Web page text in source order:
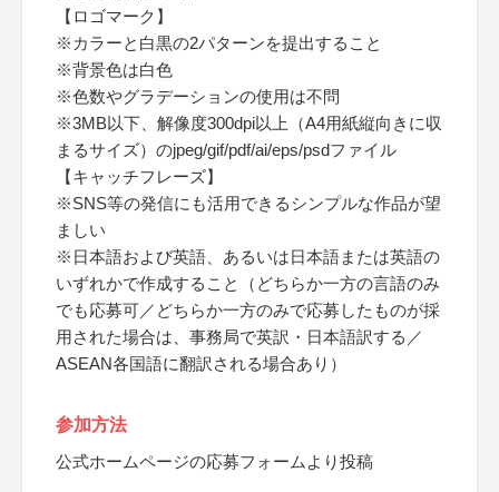
【ロゴマーク】
※カラーと白黒の2パターンを提出すること
※背景色は白色
※色数やグラデーションの使用は不問
※3MB以下、解像度300dpi以上（A4用紙縦向きに収
まるサイズ）のjpeg/gif/pdf/ai/eps/psdファイル
【キャッチフレーズ】
※SNS等の発信にも活用できるシンプルな作品が望
ましい
※日本語および英語、あるいは日本語または英語の
いずれかで作成すること（どちらか一方の言語のみ
でも応募可／どちらか一方のみで応募したものが採
用された場合は、事務局で英訳・日本語訳する／
ASEAN各国語に翻訳される場合あり）
参加方法
公式ホームページの応募フォームより投稿